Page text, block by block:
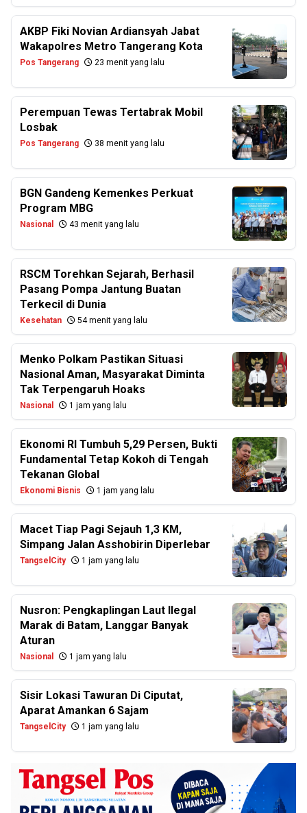
AKBP Fiki Novian Ardiansyah Jabat
Wakapolres Metro Tangerang Kota
Pos Tangerang 23 menit yang lalu
Perempuan Tewas Tertabrak Mobil
Losbak
Pos Tangerang 38 menit yang lalu
BGN Gandeng Kemenkes Perkuat
Program MBG
Nasional 43 menit yang lalu
RSCM Torehkan Sejarah, Berhasil
Pasang Pompa Jantung Buatan
Terkecil di Dunia
Kesehatan 54 menit yang lalu
Menko Polkam Pastikan Situasi
Nasional Aman, Masyarakat Diminta
Tak Terpengaruh Hoaks
Nasional 1 jam yang lalu
Ekonomi RI Tumbuh 5,29 Persen, Bukti
Fundamental Tetap Kokoh di Tengah
Tekanan Global
Ekonomi Bisnis 1 jam yang lalu
Macet Tiap Pagi Sejauh 1,3 KM,
Simpang Jalan Asshobirin Diperlebar
TangselCity 1 jam yang lalu
Nusron: Pengkaplingan Laut Ilegal
Marak di Batam, Langgar Banyak
Aturan
Nasional 1 jam yang lalu
Sisir Lokasi Tawuran Di Ciputat,
Aparat Amankan 6 Sajam
TangselCity 1 jam yang lalu